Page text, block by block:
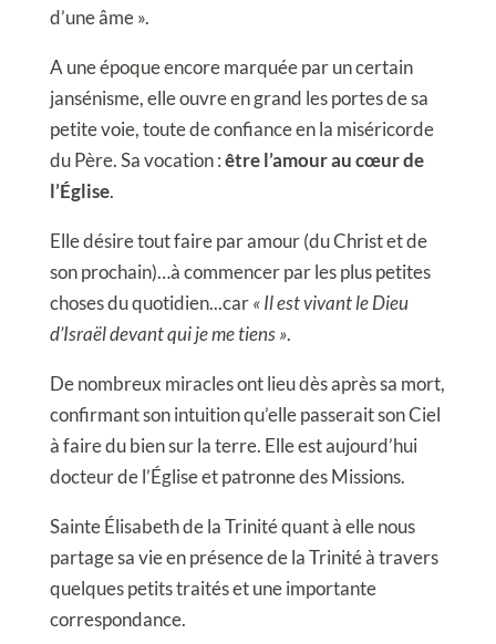
d’une âme ».
A une époque encore marquée par un certain
jansénisme, elle ouvre en grand les portes de sa
petite voie, toute de confiance en la miséricorde
du Père. Sa vocation :être l’amour au cœur de
l’Église.
Elle désire tout faire par amour (du Christ et de
son prochain)…à commencer par les plus petites
choses du quotidien...car« Il est vivant le Dieu
d’Israël devant qui je me tiens ».
De nombreux miracles ont lieu dès après sa mort,
confirmant son intuition qu’elle passerait son Ciel
à faire du bien sur la terre. Elle est aujourd’hui
docteur de l’Église et patronne des Missions.
Sainte Élisabeth de la Trinité quant à elle nous
partage sa vie en présence de la Trinité à travers
quelques petits traités et une importante
correspondance.